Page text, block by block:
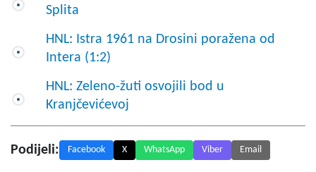
Splita
HNL: Istra 1961 na Drosini poražena od
Intera (1:2)
HNL: Zeleno-žuti osvojili bod u
Kranjčevićevoj
Podijeli: Facebook X WhatsApp Viber Email